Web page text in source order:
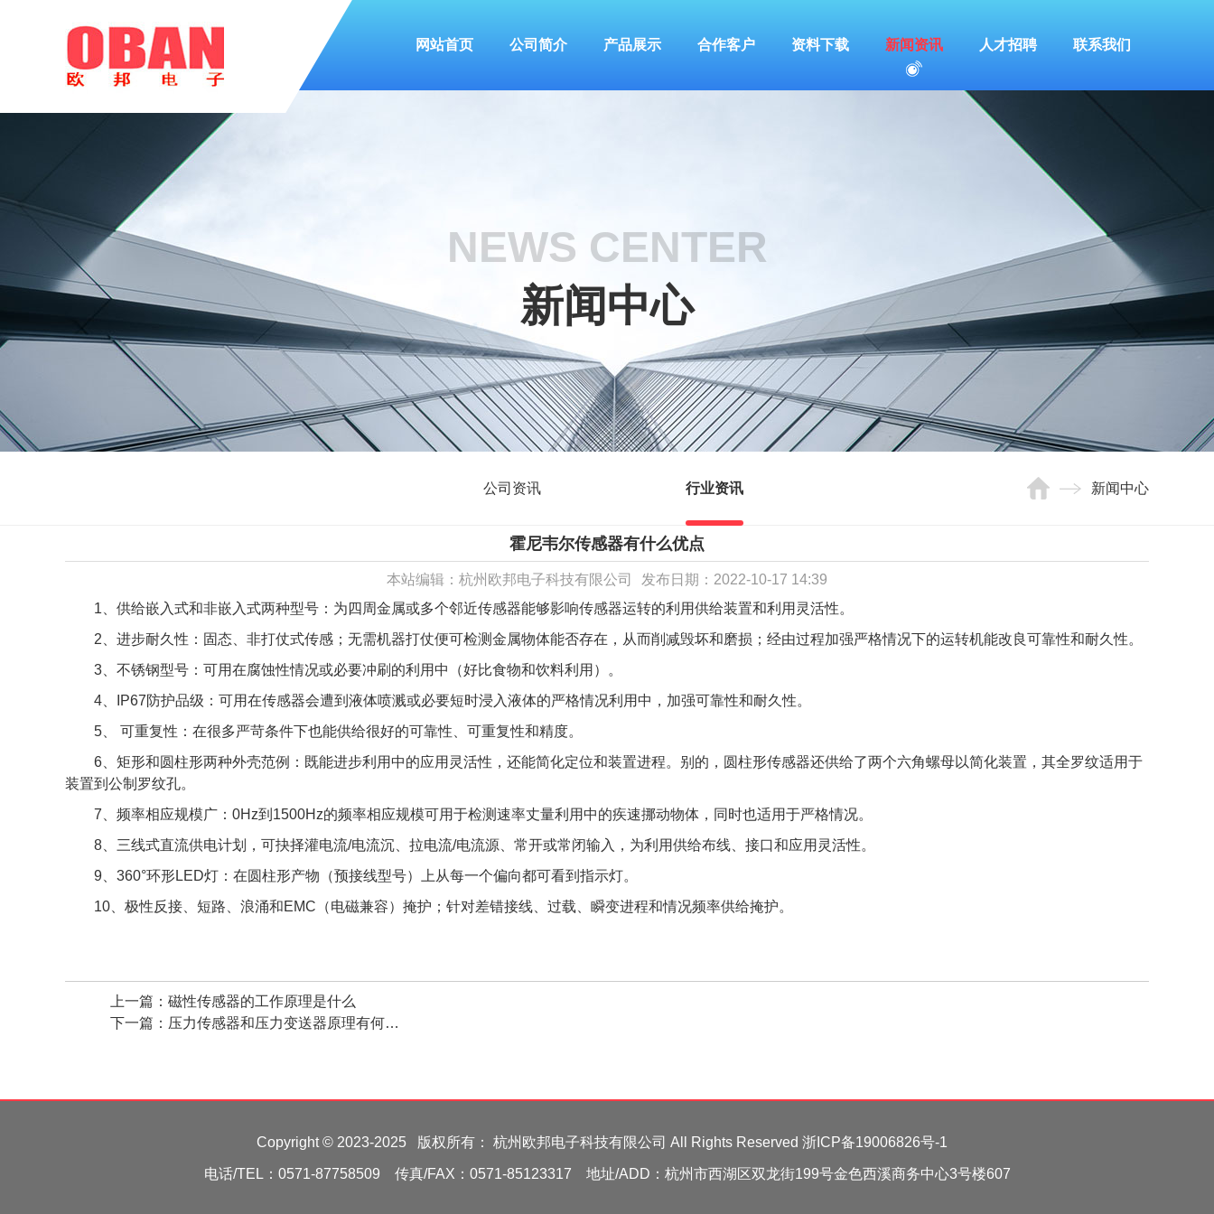
网站首页 公司简介 产品展示 合作客户 资料下载 新闻资讯 人才招聘 联系我们
NEWS CENTER
新闻中心
新闻中心
公司资讯 行业资讯
霍尼韦尔传感器有什么优点
本站编辑：杭州欧邦电子科技有限公司
发布日期：2022-10-17 14:39
1、供给嵌入式和非嵌入式两种型号：为四周金属或多个邻近传感器能够影响传感器运转的利用供给装置和利用灵活性。
2、进步耐久性：固态、非打仗式传感；无需机器打仗便可检测金属物体能否存在，从而削减毁坏和磨损；经由过程加强严格情况下的运转机能改良可靠性和耐久性。
3、不锈钢型号：可用在腐蚀性情况或必要冲刷的利用中（好比食物和饮料利用）。
4、IP67防护品级：可用在传感器会遭到液体喷溅或必要短时浸入液体的严格情况利用中，加强可靠性和耐久性。
5、 可重复性：在很多严苛条件下也能供给很好的可靠性、可重复性和精度。
6、矩形和圆柱形两种外壳范例：既能进步利用中的应用灵活性，还能简化定位和装置进程。别的，圆柱形传感器还供给了两个六角螺母以简化装置，其全罗纹适用于
装置到公制罗纹孔。
7、频率相应规模广：0Hz到1500Hz的频率相应规模可用于检测速率丈量利用中的疾速挪动物体，同时也适用于严格情况。
8、三线式直流供电计划，可抉择灌电流/电流沉、拉电流/电流源、常开或常闭输入，为利用供给布线、接口和应用灵活性。
9、360°环形LED灯：在圆柱形产物（预接线型号）上从每一个偏向都可看到指示灯。
10、极性反接、短路、浪涌和EMC（电磁兼容）掩护；针对差错接线、过载、瞬变进程和情况频率供给掩护。
上一篇： 磁性传感器的工作原理是什么
下一篇： 压力传感器和压力变送器原理有何不同
Copyright © 2023-2025 版权所有： 杭州欧邦电子科技有限公司 All Rights Reserved 浙ICP备19006826号-1
电话/TEL：0571-87758509 传真/FAX：0571-85123317 地址/ADD：杭州市西湖区双龙街199号金色西溪商务中心3号楼607